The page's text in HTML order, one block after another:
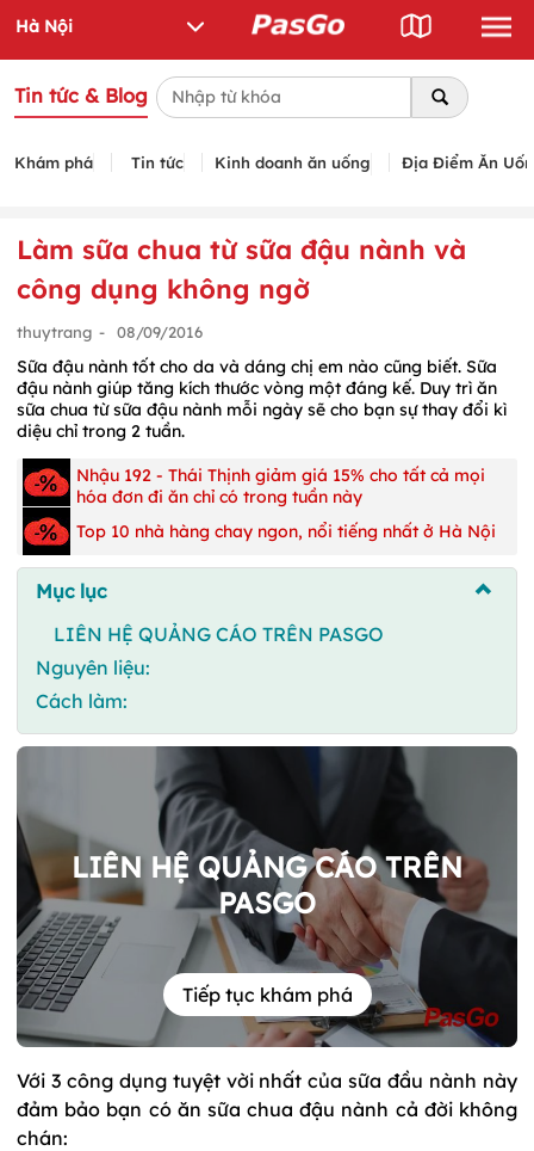
Tin tức & Blog
Khám phá Tin tức Kinh doanh ăn uống Địa Điểm Ăn
Làm sữa chua từ sữa đậu nành và
công dụng không ngờ
thuytrang - 08/09/2016
Sữa đậu nành tốt cho da và dáng chị em nào cũng biết. Sữa
đậu nành giúp tăng kích thước vòng một đáng kế. Duy trì ăn
sữa chua từ sữa đậu nành mỗi ngày sẽ cho bạn sự thay đổi kì
diệu chỉ trong 2 tuần.
Nhậu 192 - Thái Thịnh giảm giá 15% cho tất cả mọi
hóa đơn đi ăn chỉ có trong tuần này
Top 10 nhà hàng chay ngon, nổi tiếng nhất ở Hà Nội
Mục lục
LIÊN HỆ QUẢNG CÁO TRÊN PASGO
Nguyên liệu:
Cách làm:
LIÊN HỆ QUẢNG CÁO TRÊN
PASGO
Tiếp tục khám phá
Với 3 công dụng tuyệt vời nhất của sữa đầu nành này
đảm bảo bạn có ăn sữa chua đậu nành cả đời không
chán: